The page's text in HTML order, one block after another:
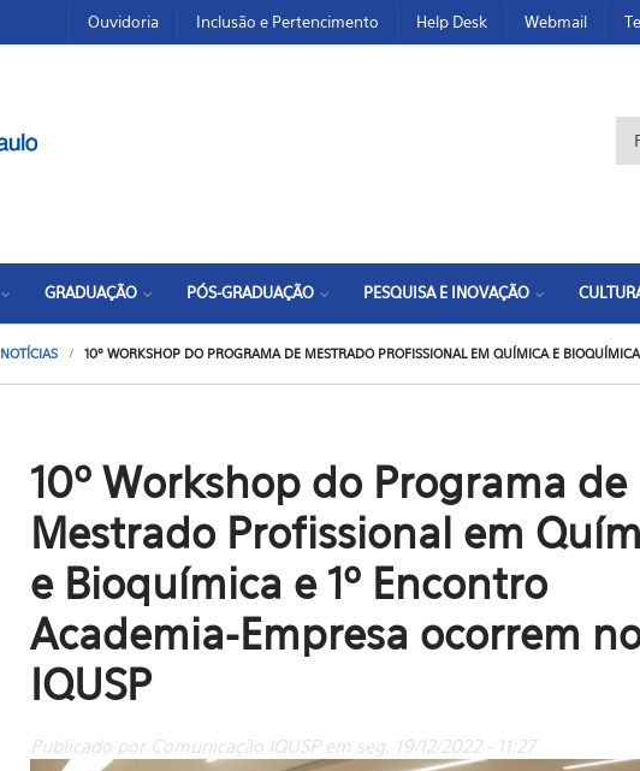
Ouvidoria Inclusão e Pertencimento Help Desk Webmail
GRADUAÇÃO PÓS-GRADUAÇÃO PESQUISA E INOVAÇÃO
NOTÍCIAS 10º WORKSHOP DO PROGRAMA DE MESTRADO PROFISSIONAL EM QUÍMICA E
10º Workshop do Programa de
Mestrado Profissional em
e Bioquímica e 1º Encontro
Academia-Empresa ocorrem
IQUSP
Publicado por Comunicação IQUSP em seg, 19/12/2022 - 11:27